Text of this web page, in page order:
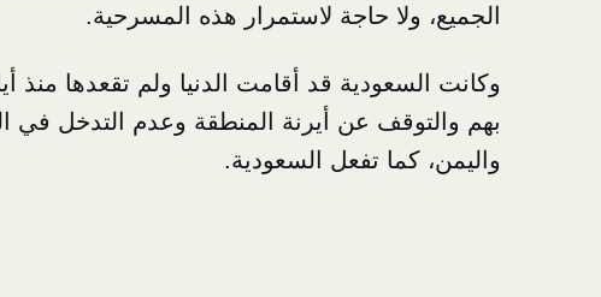
الجميع، ولا حاجة لاستمرار هذه المسرحية.
وكانت السعودية قد أقامت الدنيا ولم تقعدها منذ
بهم والتوقف عن أيرنة المنطقة وعدم التدخل في
واليمن، كما تفعل السعودية.